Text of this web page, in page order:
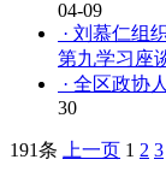
04-09
· 刘慕仁组
第九学习座
· 全区政协
30
191条 上一页 1 2 3